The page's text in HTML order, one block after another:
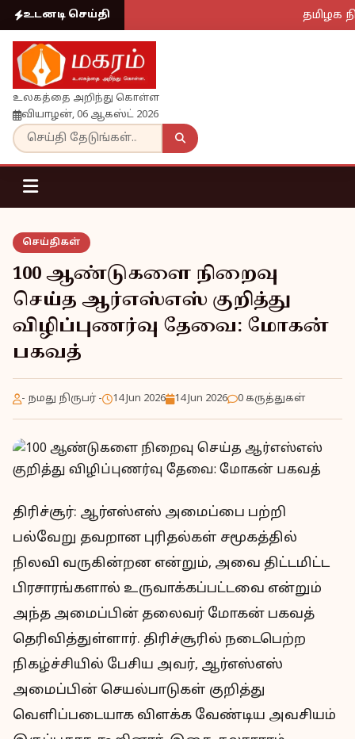
உடனடி செய்தி தமிழக
உலகத்தை அறிந்து கொள்ள
வியாழன், 06 ஆகஸ்ட் 2026
செய்திகள்
100 ஆண்டுகளை நிறைவு
செய்த ஆர்எஸ்எஸ் குறித்து
விழிப்புணர்வு தேவை: மோகன்
பகவத்
- நமது நிருபர் - 14 Jun 2026 14 Jun 2026 0 கருத்துகள்
திரிச்சூர்: ஆர்எஸ்எஸ் அமைப்பை பற்றி
பல்வேறு தவறான புரிதல்கள் சமூகத்தில்
நிலவி வருகின்றன என்றும், அவை திட்டமிட்ட
பிரசாரங்களால் உருவாக்கப்பட்டவை என்றும்
அந்த அமைப்பின் தலைவர் மோகன் பகவத்
தெரிவித்துள்ளார். திரிச்சூரில் நடைபெற்ற
நிகழ்ச்சியில் பேசிய அவர், ஆர்எஸ்எஸ்
அமைப்பின் செயல்பாடுகள் குறித்து
வெளிப்படையாக விளக்க வேண்டிய அவசியம்